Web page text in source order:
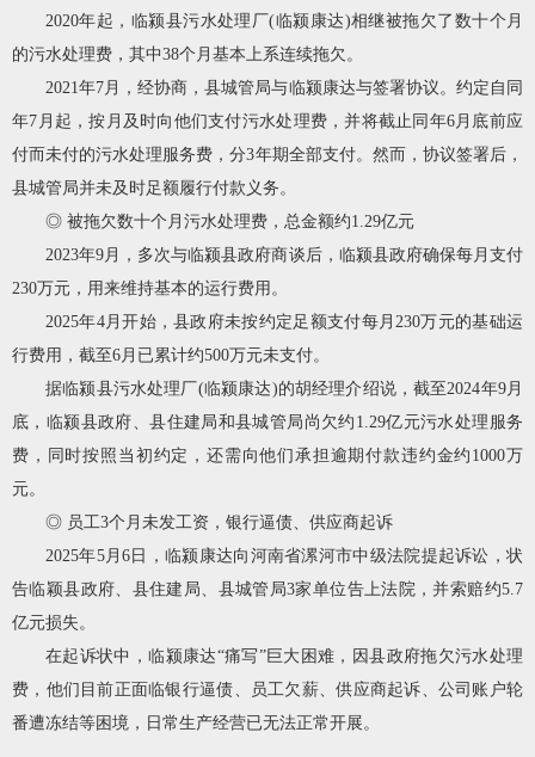
2020年起，临颍县污水处理厂(临颍康达)相继被拖欠了数十个月
的污水处理费，其中38个月基本上系连续拖欠。
2021年7月，经协商，县城管局与临颍康达与签署协议。约定自同
年7月起，按月及时向他们支付污水处理费，并将截止同年6月底前应
付而未付的污水处理服务费，分3年期全部支付。然而，协议签署后，
县城管局并未及时足额履行付款义务。
◎ 被拖欠数十个月污水处理费，总金额约1.29亿元
2023年9月，多次与临颍县政府商谈后，临颍县政府确保每月支付
230万元，用来维持基本的运行费用。
2025年4月开始，县政府未按约定足额支付每月230万元的基础运
行费用，截至6月已累计约500万元未支付。
据临颍县污水处理厂(临颍康达)的胡经理介绍说，截至2024年9月
底，临颍县政府、县住建局和县城管局尚欠约1.29亿元污水处理服务
费，同时按照当初约定，还需向他们承担逾期付款违约金约1000万
元。
◎ 员工3个月未发工资，银行逼债、供应商起诉
2025年5月6日，临颍康达向河南省漯河市中级法院提起诉讼，状
告临颖县政府、县住建局、县城管局3家单位告上法院，并索赔约5.7
亿元损失。
在起诉状中，临颍康达“痛写”巨大困难，因县政府拖欠污水处理
费，他们目前正面临银行逼债、员工欠薪、供应商起诉、公司账户轮
番遭冻结等困境，日常生产经营已无法正常开展。